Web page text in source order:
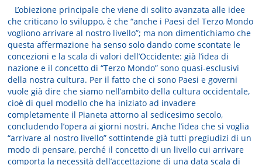
L’obiezione principale che viene di solito avanzata alle idee
che criticano lo sviluppo, è che “anche i Paesi del Terzo Mondo
vogliono arrivare al nostro livello”; ma non dimentichiamo che
questa affermazione ha senso solo dando come scontate le
concezioni e la scala di valori dell’Occidente: già l’idea di
nazione e il concetto di “Terzo Mondo” sono quasi-esclusivi
della nostra cultura. Per il fatto che ci sono Paesi e governi
vuole già dire che siamo nell’ambito della cultura occidentale,
cioè di quel modello che ha iniziato ad invadere
completamente il Pianeta attorno al sedicesimo secolo,
concludendo l’opera ai giorni nostri. Anche l’idea che si voglia
“arrivare al nostro livello” sottintende già tutti pregiudizi di un
modo di pensare, perché il concetto di un livello cui arrivare
comporta la necessità dell’accettazione di una data scala di